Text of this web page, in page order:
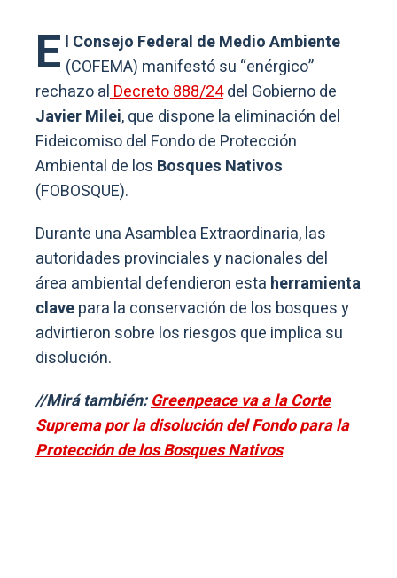
E l Consejo Federal de Medio Ambiente
(COFEMA) manifestó su “enérgico”
rechazo alDecreto 888/24del Gobierno de
Javier Milei, que dispone la eliminación del
Fideicomiso del Fondo de Protección
Ambiental de los Bosques Nativos
(FOBOSQUE).
Durante una Asamblea Extraordinaria, las
autoridades provinciales y nacionales del
área ambiental defendieron esta herramienta
clavepara la conservación de los bosques y
advirtieron sobre los riesgos que implica su
disolución.
//Mirá también:Greenpeace va a la Corte
Suprema por la disolución del Fondo para la
Protección de los Bosques Nativos